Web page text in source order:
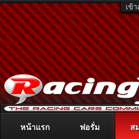
เข้
ติดต่อลงโฆษณา racingweb@gmail.com
หน้าแรก ฟอรั่ม ส